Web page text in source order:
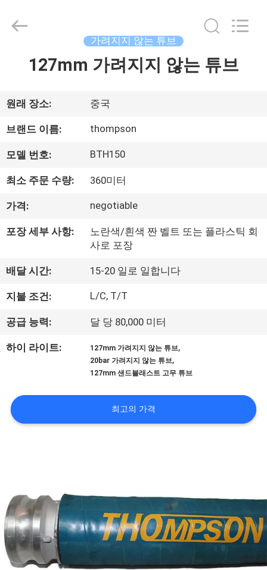
제
품
회
장
견
학
품
질
문
의
하
2025
Chenbo
Plastic
Co.,
Ltd.
Rights
Reserved.
ECER
가려지지 않는 튜브
127mm 가려지지 않는 튜브
원래 장소: 중국
브랜드 이름: thompson
모델 번호: BTH150
최소 주문 수량: 360미터
가격: negotiable
포장 세부 사항:
노란색/흰색 짠 벨트 또는 플라스틱 회
사로 포장
배달 시간: 15-20 일로 일합니다
지불 조건: L/C, T/T
공급 능력: 달 당 80,000 미터
하이 라이트: 127mm 가려지지 않는 튜브,
20bar 가려지지 않는 튜브,
127mm 샌드블래스트 고무 튜브
최고의 가격